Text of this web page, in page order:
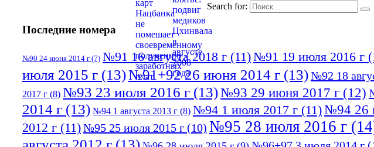
Search for:
Последние номера
№90 24 июня 2014 г (7) №91 16 августа 2018 г (11)№91 19 июля 2016 г
июля 2015 г (13)№91+92 26 июня 2014 г (13)№92 18
2017 г (8) №93 23 июля 2016 г (13)№93 29 июня 2017 г (12)
2014 г (13) №94 1 августа 2013 г (8) №94 1 июля 2017 г (11)№94 26
2012 г (11)№95 25 июля 2015 г (10) №95 28 июля 2016 г